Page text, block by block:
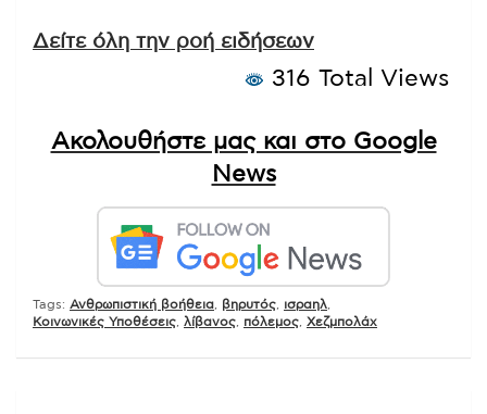
Δείτε όλη την ροή ειδήσεων
316 Total Views
Ακολουθήστε μας και στο Google
News
Tags: Ανθρωπιστική βοήθεια βηρυτός ισραηλ
Κοινωνικές Υποθέσεις λίβανος πόλεμος Χεζμπολάχ